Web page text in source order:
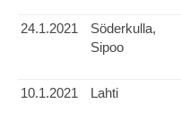
24.1.2021
Söderkulla,
Sipoo
10.1.2021
Lahti